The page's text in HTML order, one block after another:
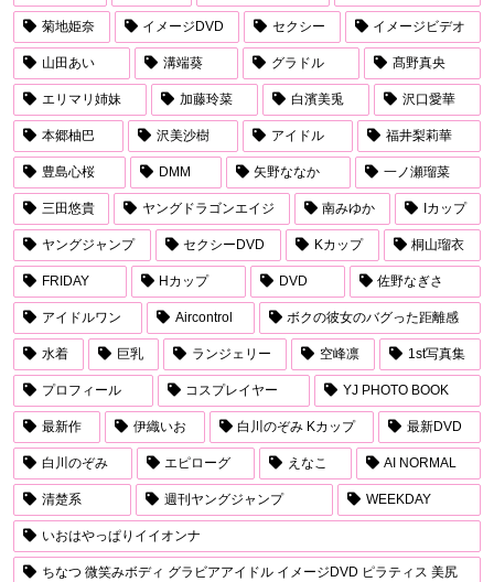
菊地姫奈 イメージDVD セクシー イメージビデオ
山田あい 溝端葵 グラドル 髙野真央
エリマリ姉妹 加藤玲菜 白濱美兎 沢口愛華
本郷柚巴 沢美沙樹 アイドル 福井梨莉華
豊島心桜 DMM 矢野ななか 一ノ瀬瑠菜
三田悠貴 ヤングドラゴンエイジ 南みゆか Iカップ
ヤングジャンプ セクシーDVD Kカップ 桐山瑠衣
FRIDAY Hカップ DVD 佐野なぎさ
アイドルワン Aircontrol ボクの彼女のバグった距離感
水着 巨乳 ランジェリー 空峰凛 1st写真集
プロフィール コスプレイヤー YJ PHOTO BOOK
最新作 伊織いお 白川のぞみ Kカップ 最新DVD
白川のぞみ エピローグ えなこ AI NORMAL
清楚系 週刊ヤングジャンプ WEEKDAY
いおはやっぱりイイオンナ
ちなつ 微笑みボディ グラビアアイドル イメージDVD ピラティス 美尻